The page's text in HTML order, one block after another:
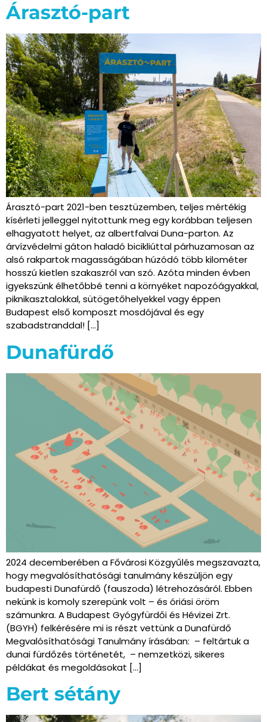
Árasztó-part
Árasztó-part 2021-ben tesztüzemben, teljes mértékig
kísérleti jelleggel nyitottunk meg egy korábban teljesen
elhagyatott helyet, az albertfalvai Duna-parton. Az
árvízvédelmi gáton haladó bicikliúttal párhuzamosan az
alsó rakpartok magasságában húzódó több kilométer
hosszú kietlen szakaszról van szó. Azóta minden évben
igyekszünk élhetőbbé tenni a környéket napozóágyakkal,
piknikasztalokkal, sütögetőhelyekkel vagy éppen
Budapest első komposzt mosdójával és egy
szabadstranddal! […]
Dunafürdő
2024 decemberében a Fővárosi Közgyűlés megszavazta,
hogy megvalósíthatósági tanulmány készüljön egy
budapesti Dunafürdő (fauszoda) létrehozásáról. Ebben
nekünk is komoly szerepünk volt – és óriási öröm
számunkra. A Budapest Gyógyfürdői és Hévizei Zrt.
(BGYH) felkérésére mi is részt vettünk a Dunafürdő
Megvalósíthatósági Tanulmány írásában: – feltártuk a
dunai fürdőzés történetét, – nemzetközi, sikeres
példákat és megoldásokat […]
Bert sétány